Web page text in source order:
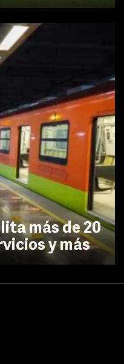
más de 20
y más